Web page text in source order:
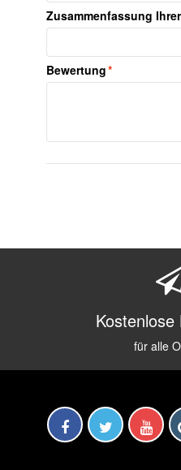
Zusammenfassung
*
Bewertung
Kostenlose
für alle